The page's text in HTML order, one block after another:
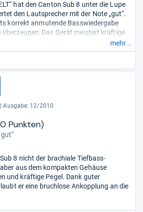
hat den Canton Sub 8 unter die Lupe
den Lautsprecher mit der Note „gut“.
korrekt anmutende Basswiedergabe
überzeugen: Das Gerät meistert kräftige
und gibt auch ruppige Hip-Hop-
es dem Produkt jedoch ein wenig an
es zu sehr tiefen und lauten Tönen
Nuancen zudem nicht korrekt
Aufgrund der von der Redaktion gelobten
sich das Modell stets gut unterbringen.
Produkt auch für Stereoanlagen.
mehr...
Ausgabe: 12/2010
Punkten)
8 nicht der brachiale Tiefbass-
aus dem kompakten Gehäuse
und kräftige Pegel. Dank guter
er eine bruchlose Ankopplung an die